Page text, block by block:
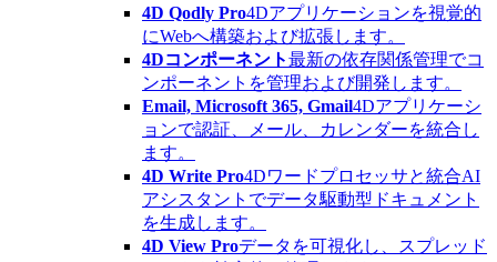
4D Qodly Pro4Dアプリケーションを視覚的
にWebへ構築および拡張します。
4Dコンポーネント最新の依存関係管理でコ
ンポーネントを管理および開発します。
Email, Microsoft 365, Gmail4Dアプリケーシ
ョンで認証、メール、カレンダーを統合し
ます。
4D Write Pro4Dワードプロセッサと統合AI
アシスタントでデータ駆動型ドキュメント
を生成します。
4D View Proデータを可視化し、スプレッド